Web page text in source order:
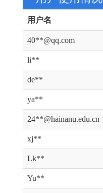
用户名
40**@qq.com
li**
de**
ya**
24**@hainanu.edu.cn
xj**
Lk**
Yu**